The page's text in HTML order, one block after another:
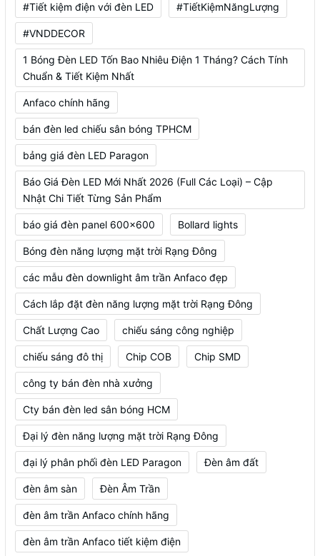
#Tiết kiệm điện với đèn LED #TiếtKiệmNăngLượng
#VNDDECOR
1 Bóng Đèn LED Tốn Bao Nhiêu Điện 1 Tháng? Cách Tính
Chuẩn & Tiết Kiệm Nhất
Anfaco chính hãng
bán đèn led chiếu sân bóng TPHCM
bảng giá đèn LED Paragon
Báo Giá Đèn LED Mới Nhất 2026 (Full Các Loại) – Cập
Nhật Chi Tiết Từng Sản Phẩm
báo giá đèn panel 600x600 Bollard lights
Bóng đèn năng lượng mặt trời Rạng Đông
các mẫu đèn downlight âm trần Anfaco đẹp
Cách lắp đặt đèn năng lượng mặt trời Rạng Đông
Chất Lượng Cao chiếu sáng công nghiệp
chiếu sáng đô thị Chip COB Chip SMD
công ty bán đèn nhà xưởng
Cty bán đèn led sân bóng HCM
Đại lý đèn năng lượng mặt trời Rạng Đông
đại lý phân phối đèn LED Paragon Đèn âm đất
đèn âm sàn Đèn Âm Trần
đèn âm trần Anfaco chính hãng
đèn âm trần Anfaco tiết kiệm điện